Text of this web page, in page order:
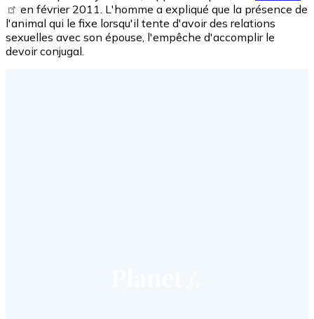
en février 2011. L'homme a expliqué que la présence de
l'animal qui le fixe lorsqu'il tente d'avoir des relations
sexuelles avec son épouse, l'empêche d'accomplir le
devoir conjugal.